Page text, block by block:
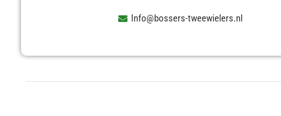
Info@bossers-tweewielers.nl